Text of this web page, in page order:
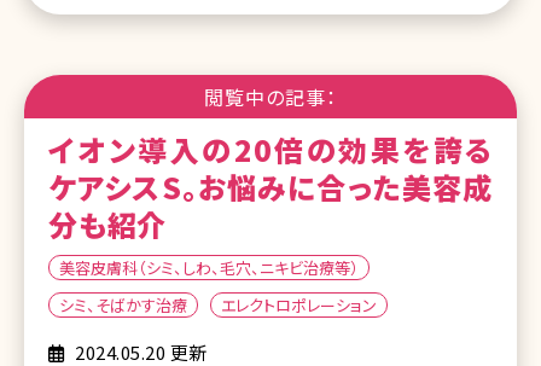
閲覧中の記事：
イオン導入の20倍の効果を誇る
ケアシスS。お悩みに合った美容成
分も紹介
美容皮膚科（シミ、しわ、毛穴、ニキビ治療等）
シミ、そばかす治療
エレクトロポレーション
2024.05.20 更新